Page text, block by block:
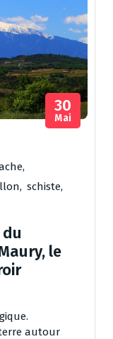
,
, schiste,
30
Mai
le
autour